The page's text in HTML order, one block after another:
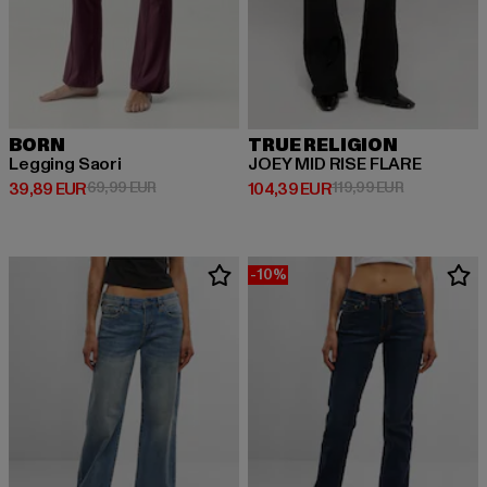
BORN
Legging Saori
39,89 EUR
Ajankohtainen hinta: 39,89 EUR
69,99 EURKampanjahinta: 69,99 EUR
TRUE RELIGION
JOEY MID RISE FLARE
104,39 EUR
Ajankohtainen hinta: 104,39 EUR
119,99 EUR
-10%